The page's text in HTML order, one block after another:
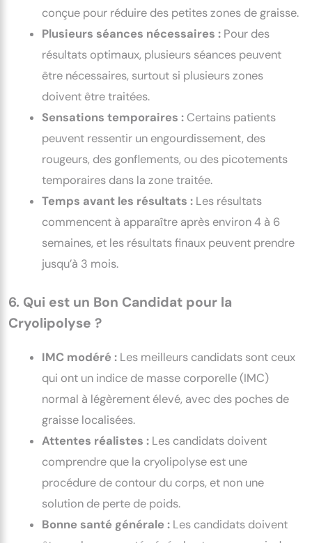
conçue pour réduire des petites zones de graisse.
Plusieurs séances nécessaires : Pour des
résultats optimaux, plusieurs séances peuvent
être nécessaires, surtout si plusieurs zones
doivent être traitées.
Sensations temporaires : Certains patients
peuvent ressentir un engourdissement, des
rougeurs, des gonflements, ou des picotements
temporaires dans la zone traitée.
Temps avant les résultats : Les résultats
commencent à apparaître après environ 4 à 6
semaines, et les résultats finaux peuvent prendre
jusqu’à 3 mois.
6. Qui est un Bon Candidat pour la
Cryolipolyse ?
IMC modéré : Les meilleurs candidats sont ceux
qui ont un indice de masse corporelle (IMC)
normal à légèrement élevé, avec des poches de
graisse localisées.
Attentes réalistes : Les candidats doivent
comprendre que la cryolipolyse est une
procédure de contour du corps, et non une
solution de perte de poids.
Bonne santé générale : Les candidats doivent